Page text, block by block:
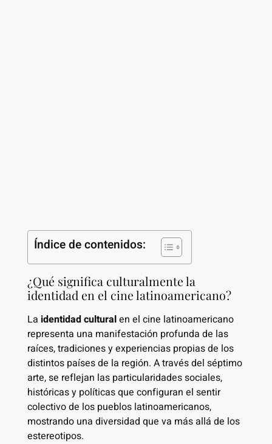
Índice de contenidos:
¿Qué significa culturalmente la
identidad en el cine latinoamericano?
La identidad culturalen el cine latinoamericano
representa una manifestación profunda de las
raíces, tradiciones y experiencias propias de los
distintos países de la región. A través del séptimo
arte, se reflejan las particularidades sociales,
históricas y políticas que configuran el sentir
colectivo de los pueblos latinoamericanos,
mostrando una diversidad que va más allá de los
estereotipos.